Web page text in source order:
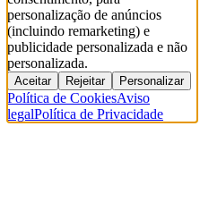
personalização de anúncios
(incluindo remarketing) e
publicidade personalizada e não
personalizada.
Aceitar Rejeitar Personalizar
Política de CookiesAviso
legalPolítica de Privacidade